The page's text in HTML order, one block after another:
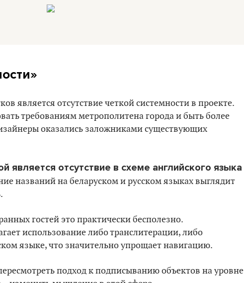
является отсутствие четкой системности в проекте.
требованиям метрополитена города и быть более
оказались заложниками существующих
отсутствие в схеме английского языка
названий на беларуском и русском языках выглядит
гостей это практически бесполезно.
использование либо транслитерации, либо
языке, что значительно упрощает навигацию.
подход к подписыванию объектов на уровне